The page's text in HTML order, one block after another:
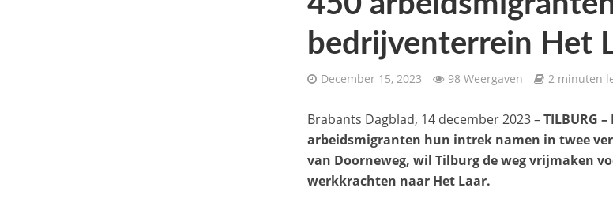
bedrijventerrein Het
December 15, 2023 98 Weergaven 2 minuten
Brabants Dagblad, 14 december 2023 –TILBURG
arbeidsmigranten hun intrek namen in twee
van Doorneweg, wil Tilburg de weg vrijmaken
werkkrachten naar Het Laar.